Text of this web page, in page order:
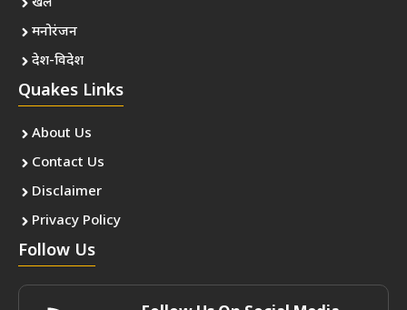
मनोरंजन
देश-विदेश
Quakes Links
About Us
Contact Us
Disclaimer
Privacy Policy
Follow Us